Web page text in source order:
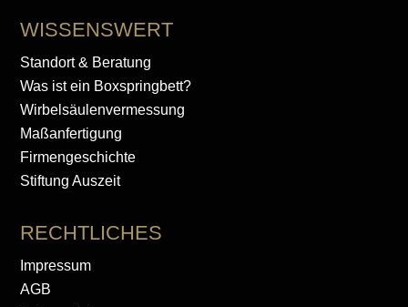
WISSENSWERT
Standort & Beratung
Was ist ein Boxspringbett?
Wirbelsäulenvermessung
Maßanfertigung
Firmengeschichte
Stiftung Auszeit
RECHTLICHES
Impressum
AGB